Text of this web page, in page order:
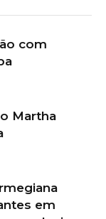
com
Martha
em